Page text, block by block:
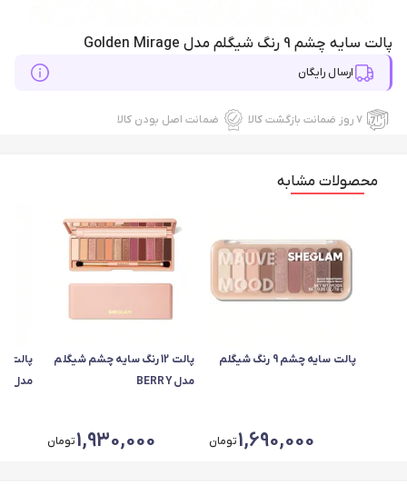
پالت سایه چشم 9 رنگ شیگلم مدل Golden Mirage
ارسال رایگان
۷ روز ضمانت بازگشت کالا ضمانت اصل بودن کالا
محصولات مشابه
پالت سایه چشم 9 رنگ شیگلم
1,690,000تومان
پالت 12 رنگ سایه چشم شیگلم
مدل BERRY
1,930,000تومان
مدل Glimmer & gleams